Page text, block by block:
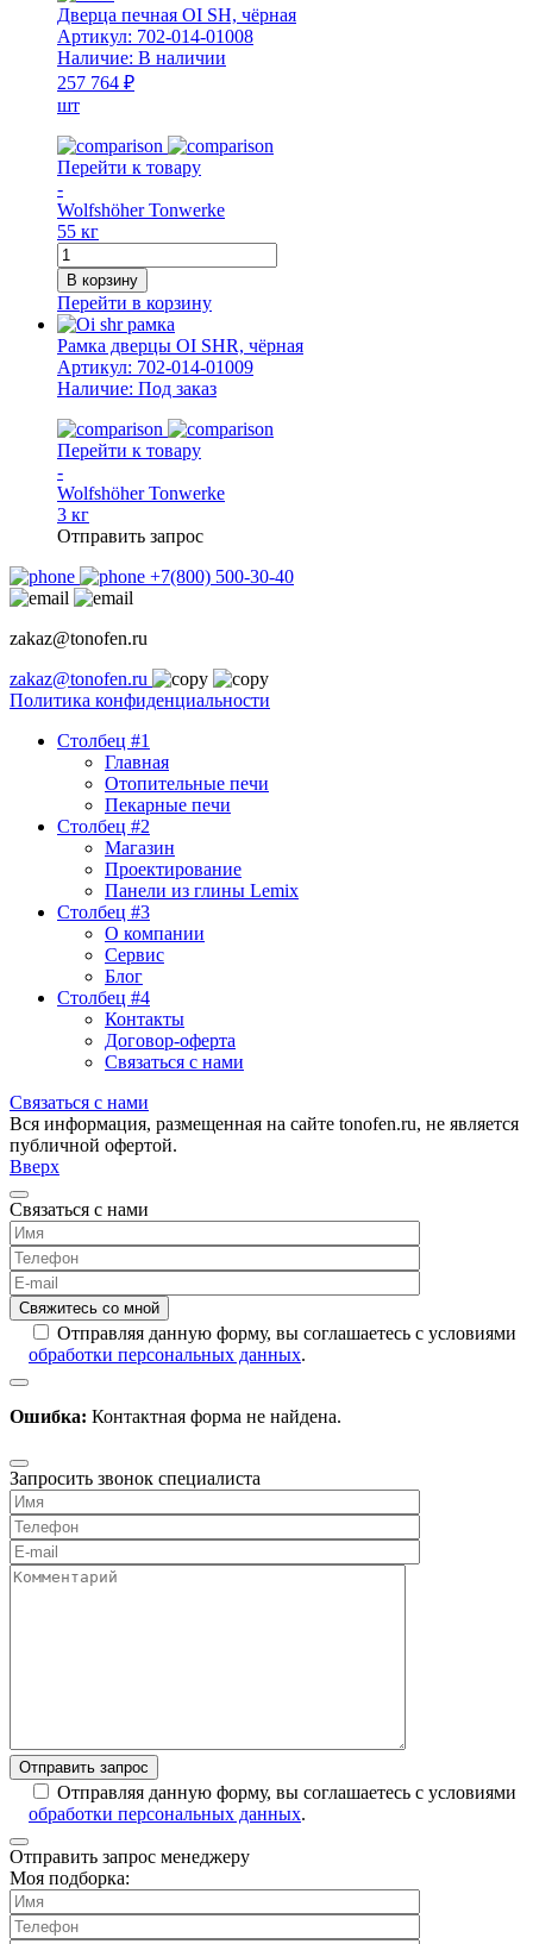
печи
Дровушка
S,
тип
SJR,
черная
Дверца печная OI SH, чёрная
Артикул: 702-014-01008
Наличие: В наличии
257 764 ₽
шт
Перейти к товару
-
Wolfshöher Tonwerke
55 кг
Количество
товара
Дверца
печная
OI
SH,
чёрная
В корзину
Перейти в корзину
Рамка дверцы OI SHR, чёрная
Артикул: 702-014-01009
Наличие: Под заказ
Перейти к товару
-
Wolfshöher Tonwerke
3 кг
Отправить запрос
+7(800) 500-30-40
zakaz@tonofen.ru
zakaz@tonofen.ru
Политика конфиденциальности
Столбец #1
Главная
Отопительные печи
Пекарные печи
Столбец #2
Магазин
Проектирование
Панели из глины Lemix
Столбец #3
О компании
Сервис
Блог
Столбец #4
Контакты
Договор-оферта
Связаться с нами
Связаться с нами
Вся информация, размещенная на сайте tonofen.ru, не является
публичной офертой.
Вверх
Связаться с нами
Отправляя данную форму, вы соглашаетесь с условиями
обработки персональных данных.
Ошибка: Контактная форма не найдена.
Запросить звонок специалиста
Отправляя данную форму, вы соглашаетесь с условиями
обработки персональных данных.
Отправить запрос менеджеру
Моя подборка: